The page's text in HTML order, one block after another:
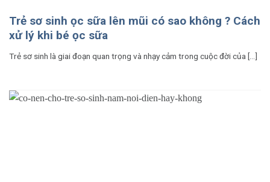
Trẻ sơ sinh ọc sữa lên mũi có sao không ? Cách
xử lý khi bé ọc sữa
Trẻ sơ sinh là giai đoạn quan trọng và nhạy cảm trong cuộc đời của [...]